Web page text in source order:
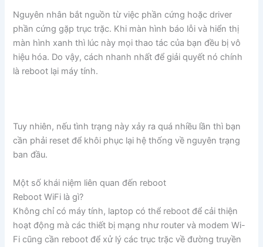
Nguyên nhân bắt nguồn từ việc phần cứng hoặc driver
phần cứng gặp trục trặc. Khi màn hình báo lỗi và hiển thị
màn hình xanh thì lúc này mọi thao tác của bạn đều bị vô
hiệu hóa. Do vậy, cách nhanh nhất để giải quyết nó chính
là reboot lại máy tính.
Tuy nhiên, nếu tình trạng này xảy ra quá nhiều lần thì bạn
cần phải reset để khôi phục lại hệ thống về nguyên trạng
ban đầu.
Một số khái niệm liên quan đến reboot
Reboot WiFi là gì?
Không chỉ có máy tính, laptop có thể reboot để cải thiện
hoạt động mà các thiết bị mạng như router và modem Wi-
Fi cũng cần reboot để xử lý các trục trặc về đường truyền